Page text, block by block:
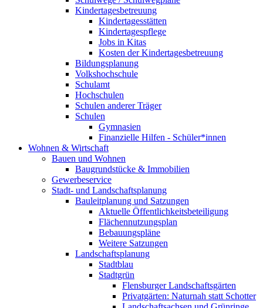
Kindertagesbetreuung
Kindertagesstätten
Kindertagespflege
Jobs in Kitas
Kosten der Kindertagesbetreuung
Bildungsplanung
Volkshochschule
Schulamt
Hochschulen
Schulen anderer Träger
Schulen
Gymnasien
Finanzielle Hilfen - Schüler*innen
Wohnen & Wirtschaft
Bauen und Wohnen
Baugrundstücke & Immobilien
Gewerbeservice
Stadt- und Landschaftsplanung
Bauleitplanung und Satzungen
Aktuelle Öffentlichkeitsbeteiligung
Flächennutzungsplan
Bebauungspläne
Weitere Satzungen
Landschaftsplanung
Stadtblau
Stadtgrün
Flensburger Landschaftsgärten
Privatgärten: Naturnah statt Schotter